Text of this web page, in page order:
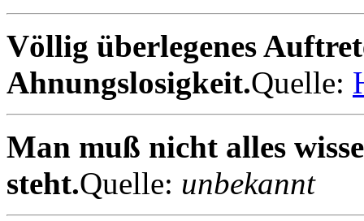
Völlig überlegenes
Ahnungslosigkeit.Quelle:
Man muß nicht alles
steht.Quelle: unbekannt